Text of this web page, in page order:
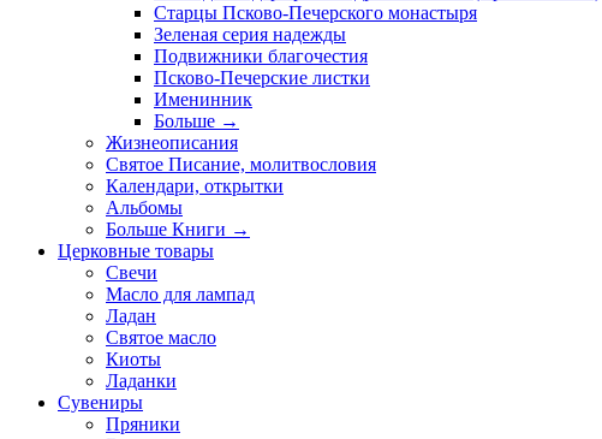
Старцы Псково-Печерского монастыря
Зеленая серия надежды
Подвижники благочестия
Псково-Печерские листки
Именинник
Больше →
Жизнеописания
Святое Писание, молитвословия
Календари, открытки
Альбомы
Больше Книги →
Церковные товары
Свечи
Масло для лампад
Ладан
Святое масло
Киоты
Ладанки
Сувениры
Пряники